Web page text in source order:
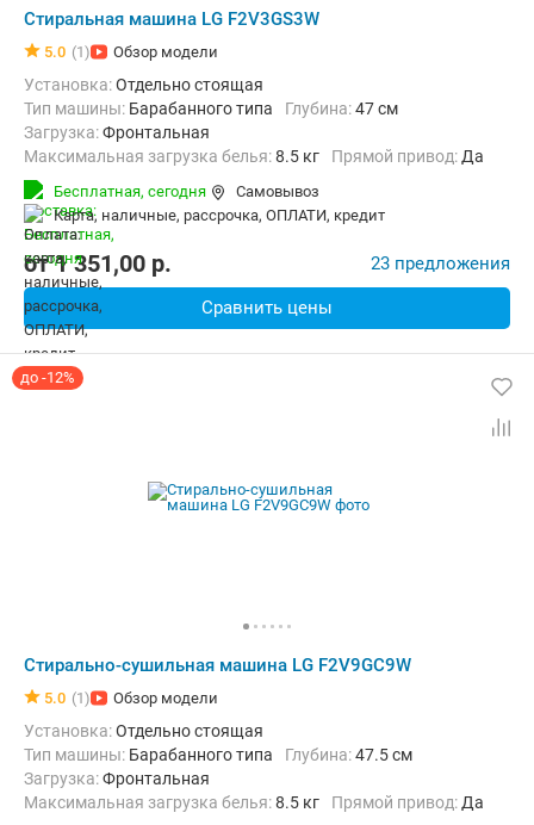
Стиральная машина LG F2V3GS3W
5.0 (1) Обзор модели
Установка:Отдельно стоящая
Тип машины: Барабанного типа Глубина:47 см
загрузка:Фронтальная
Максимальная загрузка белья:8.5 кг прямой привод: Да
Количество программ:
Дополнительные функции:
Безопасность:
Защита от детей, Защита от протечек, Контроль
Ширина:60 см
Бесплатная, сегодня
Самовывоз
карта, наличные, рассрочка, ОПЛАТИ, кредит
от1 351,00 p. 23 предложения
Сравнить цены
до -12%
Стирально-сушильная машина LG F2V9GC9W
5.0 (1) Обзор модели
Установка:Отдельно стоящая
Тип машины: Барабанного типа Глубина:47.5 см
загрузка:Фронтальная
Максимальная загрузка белья:8.5 кг прямой привод: Да